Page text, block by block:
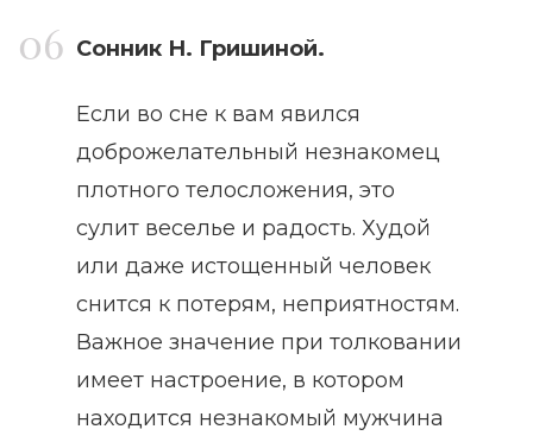
Сонник Н. Гришиной.
Если во сне к вам явился
доброжелательный незнакомец
плотного телосложения, это
сулит веселье и радость. Худой
или даже истощенный человек
снится к потерям, неприятностям.
Важное значение при толковании
имеет настроение, в котором
находится незнакомый мужчина